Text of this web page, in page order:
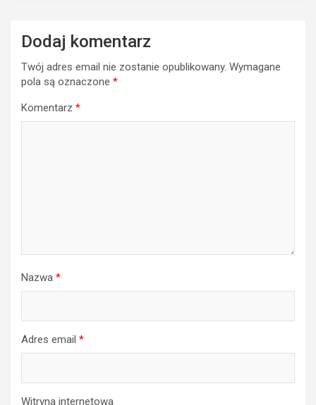
Dodaj komentarz
Twój adres email nie zostanie opublikowany. Wymagane
pola są oznaczone *
Komentarz *
Nazwa *
Adres email *
Witryna internetowa